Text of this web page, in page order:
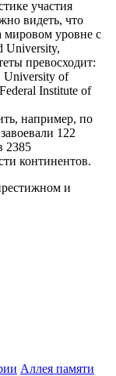
участия
видеть, что
уровне с
University,
превосходит:
of
Institute of
например, по
122
2385
континентов.
и
Аллея памяти